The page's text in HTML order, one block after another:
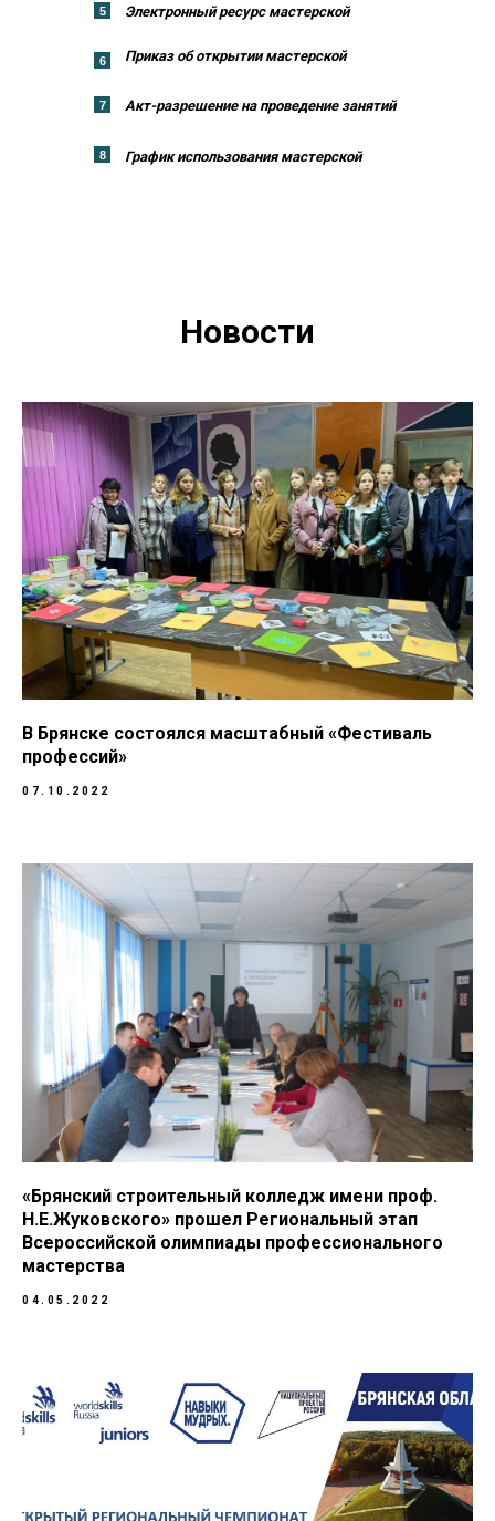
Электронный ресурс мастерской
Приказ об открытии мастерской
Акт-разрешение на проведение занятий
График использования мастерской
5
6
7
8
Новости
В Брянске состоялся масштабный «Фестиваль
профессий»
07.10.2022
«Брянский строительный колледж имени проф.
Н.Е.Жуковского» прошел Региональный этап
Всероссийской олимпиады профессионального
мастерства
04.05.2022